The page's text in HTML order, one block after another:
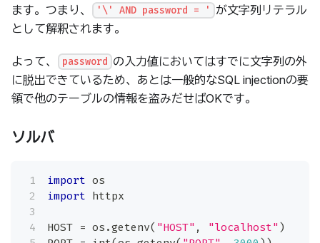
ます。つまり、
'\' AND password = '
が文字列リテラル
として解釈されます。
よって、 password の入力値においてはすでに文字列の外
に脱出できているため、あとは一般的なSQL injectionの要
領で他のテーブルの情報を盗みだせばOKです。
ソルバ
import os
import httpx
HOST = os .getenv( "HOST" , "localhost" )